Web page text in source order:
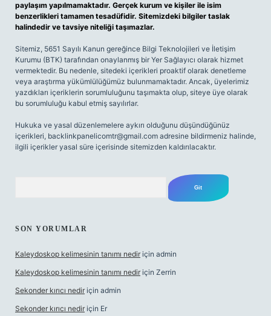
paylaşım yapılmamaktadır. Gerçek kurum ve kişiler ile isim
benzerlikleri tamamen tesadüfidir. Sitemizdeki bilgiler taslak
halindedir ve tavsiye niteliği taşımazlar.
Sitemiz, 5651 Sayılı Kanun gereğince Bilgi Teknolojileri ve İletişim
Kurumu (BTK) tarafından onaylanmış bir Yer Sağlayıcı olarak hizmet
vermektedir. Bu nedenle, sitedeki içerikleri proaktif olarak denetleme
veya araştırma yükümlülüğümüz bulunmamaktadır. Ancak, üyelerimiz
yazdıkları içeriklerin sorumluluğunu taşımakta olup, siteye üye olarak
bu sorumluluğu kabul etmiş sayılırlar.
Hukuka ve yasal düzenlemelere aykırı olduğunu düşündüğünüz
içerikleri, backlinkpanelicomtr@gmail.com adresine bildirmeniz halinde,
ilgili içerikler yasal süre içerisinde sitemizden kaldırılacaktır.
SON YORUMLAR
Kaleydoskop kelimesinin tanımı nedir için admin
Kaleydoskop kelimesinin tanımı nedir için Zerrin
Sekonder kırıcı nedir için admin
Sekonder kırıcı nedir için Er